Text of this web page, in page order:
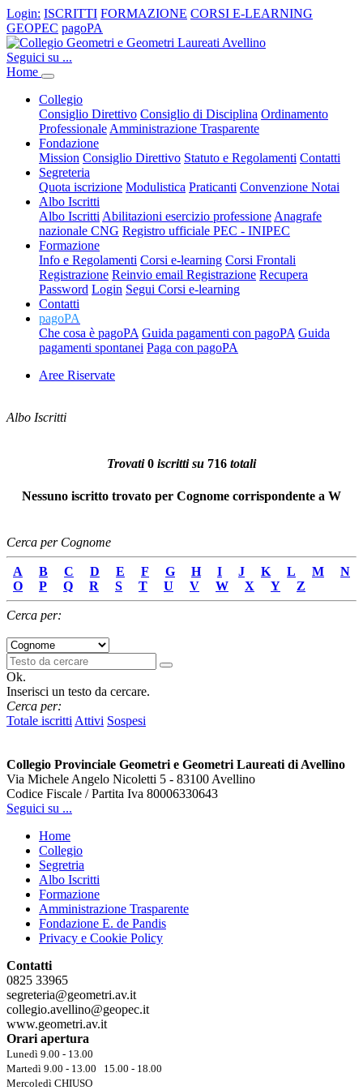
Login: ISCRITTI FORMAZIONE CORSI E-LEARNING
GEOPEC pagoPA
Seguici su ...
Home
Collegio
Consiglio Direttivo Consiglio di Disciplina Ordinamento
Professionale Amministrazione Trasparente
Fondazione
Mission Consiglio Direttivo Statuto e Regolamenti Contatti
Segreteria
Quota iscrizione Modulistica Praticanti Convenzione Notai
Albo Iscritti
Albo Iscritti Abilitazioni esercizio professione Anagrafe
nazionale CNG Registro ufficiale PEC - INIPEC
Formazione
Info e Regolamenti Corsi e-learning Corsi Frontali
Registrazione Reinvio email Registrazione Recupera
Password Login Segui Corsi e-learning
Contatti
pagoPA
Che cosa è pagoPA Guida pagamenti con pagoPA Guida
pagamenti spontanei Paga con pagoPA
Aree Riservate
Albo Iscritti
Trovati 0 iscritti su 716 totali
Nessuno iscritto trovato per Cognome corrispondente a W
Cerca per Cognome
A B C D E F G H I J K L M
N
O
P Q R S T U V W X Y Z
Cerca per:
Ok.
Inserisci un testo da cercare.
Cerca per:
Totale iscritti Attivi Sospesi
Collegio Provinciale Geometri e Geometri Laureati di Avellino
Via Michele Angelo Nicoletti 5 - 83100 Avellino
Codice Fiscale / Partita Iva 80006330643
Seguici su ...
Home
Collegio
Segretria
Albo Iscritti
Formazione
Amministrazione Trasparente
Fondazione E. de Pandis
Privacy e Cookie Policy
Contatti
0825 33965
segreteria@geometri.av.it
collegio.avellino@geopec.it
www.geometri.av.it
Orari apertura
Lunedì 9.00 - 13.00
Martedì 9.00 - 13.00 15.00 - 18.00
Mercoledì CHIUSO